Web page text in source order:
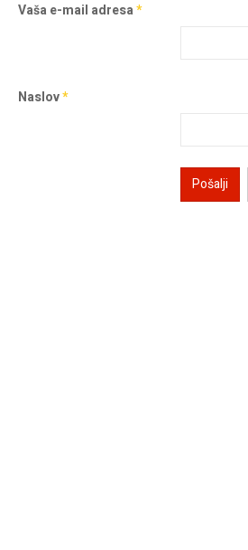
Vaša e-mail adresa*
Naslov*
Pošalji